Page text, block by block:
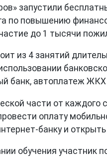
запустили
по повышению
до 1 тысячи
из 4 занятий
банк, автоплатеж ЖКХ
части от каждого
оплату
банку и
обучения участник